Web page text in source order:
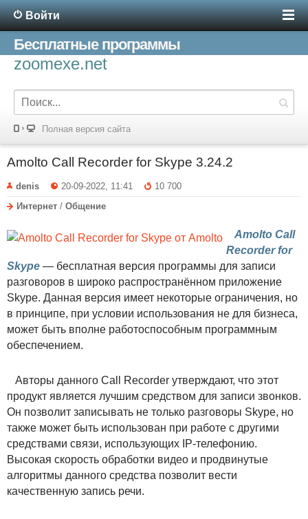
Войти
Бесплатные программы
zoomexe.net
Полная версия сайта
Amolto Call Recorder for Skype 3.24.2
denis 20-09-2022, 11:41
10 700
Интернет / Общение
Amolto Call
Recorder for
Skype — бесплатная версия программы для записи
разговоров в широко распространённом приложение
Skype. Данная версия имеет некоторые ограничения, но
в принципе, при условии использования не для бизнеса,
может быть вполне работоспособным программным
обеспечением.
Авторы данного Call Recorder утверждают, что этот
продукт является лучшим средством для записи звонков.
Он позволит записывать не только разговоры Skype, но
также может быть использован при работе с другими
средствами связи, использующих IP-телефонию.
Высокая скорость обработки видео и продвинутые
алгоритмы данного средства позволит вести
качественную запись речи.